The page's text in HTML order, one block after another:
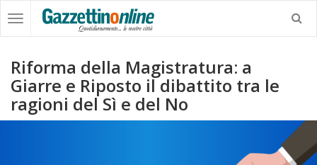
Riforma della Magistratura: a
Giarre e Riposto il dibattito tra le
ragioni del Sì e del No